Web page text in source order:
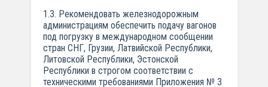
1.3. Рекомендовать железнодорожным
администрациям обеспечить подачу вагонов
под погрузку в международном сообщении
стран СНГ, Грузии, Латвийской Республики,
Литовской Республики, Эстонской
Республики в строгом соответствии с
техническими требованиями Приложения № 3